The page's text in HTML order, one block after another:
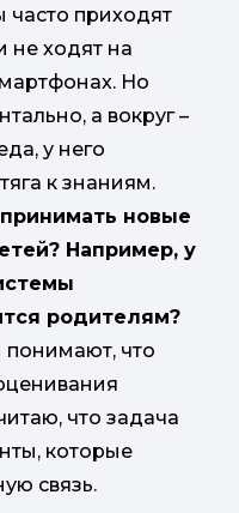
часто приходят
не ходят на
Но
а вокруг –
у него
к знаниям.
новые
Например, у
родителям?
что
что задача
которые
связь.